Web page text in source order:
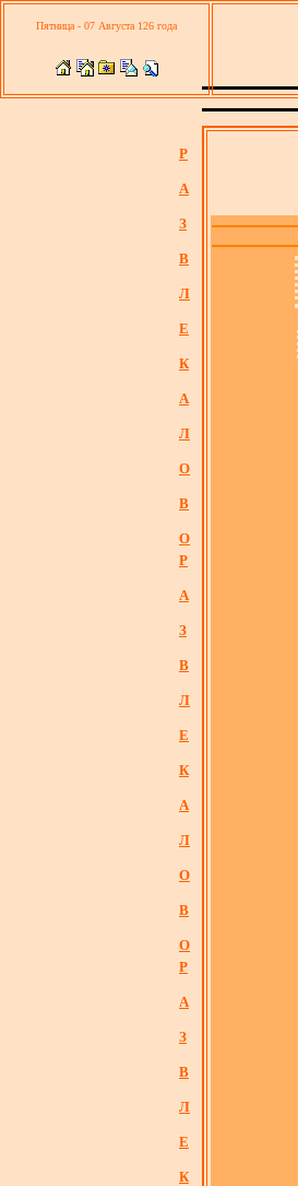
Пятница - 07 Августа 126 года
Р
А
З
В
Л
Е
К
А
Л
О
В
О
Р
А
З
В
Л
Е
К
А
Л
О
В
О
Р
А
З
В
Л
Е
К